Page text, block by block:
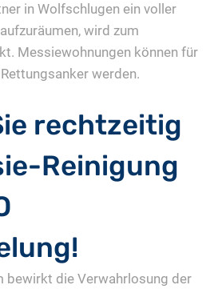
in Wolfschlugen ein voller
wird zum
Messiewohnungen können für
werden.
rechtzeitig
Reinigung
bewirkt die Verwahrlosung der